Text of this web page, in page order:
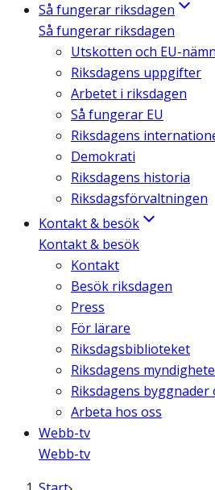
Så fungerar riksdagen
Så fungerar riksdagen
Utskotten och EU-
Riksdagens uppgifter
Arbetet i riksdagen
Så fungerar EU
Riksdagens
Demokrati
Riksdagens historia
Riksdagsförvaltningen
Kontakt & besök
Kontakt & besök
Kontakt
Besök riksdagen
Press
För lärare
Riksdagsbiblioteket
Riksdagens
Riksdagens byggnader
Arbeta hos oss
Webb-tv
Webb-tv